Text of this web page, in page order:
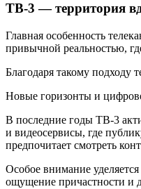
ТВ-3 — территория
Главная особенность
привычной реальностью,
Благодаря такому подходу
Новые горизонты и
В последние годы ТВ-3
и видеосервисы, где
предпочитает смотреть
Особое внимание
ощущение причастности и